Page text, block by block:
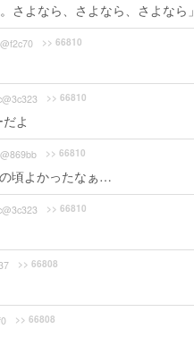
さよなら、さよなら、さよなら」
>> 66810
>> 66810
よ
>> 66810
頃よかったなぁ…
>> 66810
>> 66808
>> 66808